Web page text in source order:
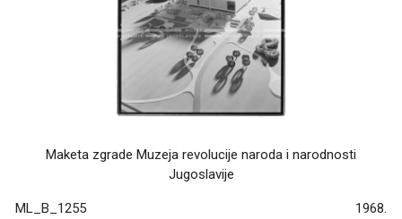
Maketa zgrade Muzeja revolucije naroda i narodnosti
Jugoslavije
ML_B_1255 1968.